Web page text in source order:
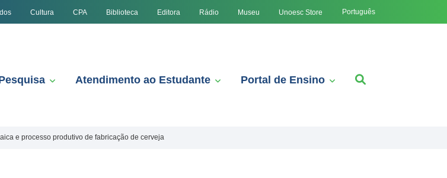
Cultura CPA Biblioteca Editora Rádio Museu Unoesc Store Português
Atendimento ao Estudante Portal de Ensino
e processo produtivo de fabricação de cerveja